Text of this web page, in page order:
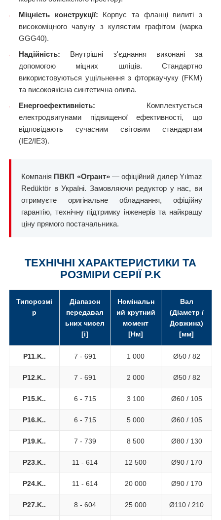
Міцність конструкції: Корпус та фланці вилиті з
високоміцного чавуну з кулястим графітом (марка
GGG40).
Надійність: Внутрішні з'єднання виконані за
допомогою міцних шліців. Стандартно
використовуються ущільнення з фторкаучуку (FKM)
та високоякісна синтетична олива.
Енергоефективність: Комплектується
електродвигунами підвищеної ефективності, що
відповідають сучасним світовим стандартам
(IE2/IE3).
Компанія ПВКП «Огрант»— офіційний дилер Yılmaz
Redüktör в Україні. Замовляючи редуктор у нас, ви
отримуєте оригінальне обладнання, офіційну
гарантію, технічну підтримку інженерів та найкращу
ціну прямого постачальника.
ТЕХНІЧНІ ХАРАКТЕРИСТИКИ ТА
РОЗМІРИ СЕРІЇ P.K
Типорозмі
р
Діапазон
передавал
ьних чисел
[i]
Номінальн
ий крутний
момент
[Нм]
Вал
(Діаметр /
Довжина)
[мм]
P11.K.. 7 - 691 1 000 Ø50 / 82
P12.K.. 7 - 691 2 000 Ø50 / 82
P15.K.. 6 - 715 3 100 Ø60 / 105
P16.K.. 6 - 715 5 000 Ø60 / 105
P19.K.. 7 - 739 8 500 Ø80 / 130
P23.K.. 11 - 614 12 500 Ø90 / 170
P24.K.. 11 - 614 20 000 Ø90 / 170
P27.K.. 8 - 604 25 000 Ø110 / 210